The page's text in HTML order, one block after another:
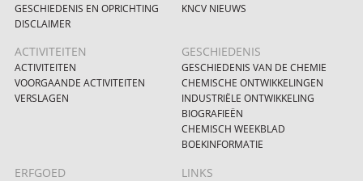
GESCHIEDENIS EN OPRICHTING
DISCLAIMER
KNCV NIEUWS
ACTIVITEITEN
ACTIVITEITEN
VOORGAANDE ACTIVITEITEN
VERSLAGEN
GESCHIEDENIS
GESCHIEDENIS VAN DE CHEMIE
CHEMISCHE ONTWIKKELINGEN
INDUSTRIËLE ONTWIKKELING
BIOGRAFIEËN
CHEMISCH WEEKBLAD
BOEKINFORMATIE
ERFGOED LINKS